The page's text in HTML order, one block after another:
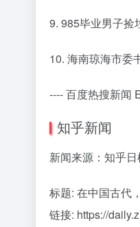
9. 985毕业男子捡
10. 海南琼海市委
---- 百度热搜新闻
知乎新闻
新闻来源：知乎
标题: 在中国古代
链接: https://